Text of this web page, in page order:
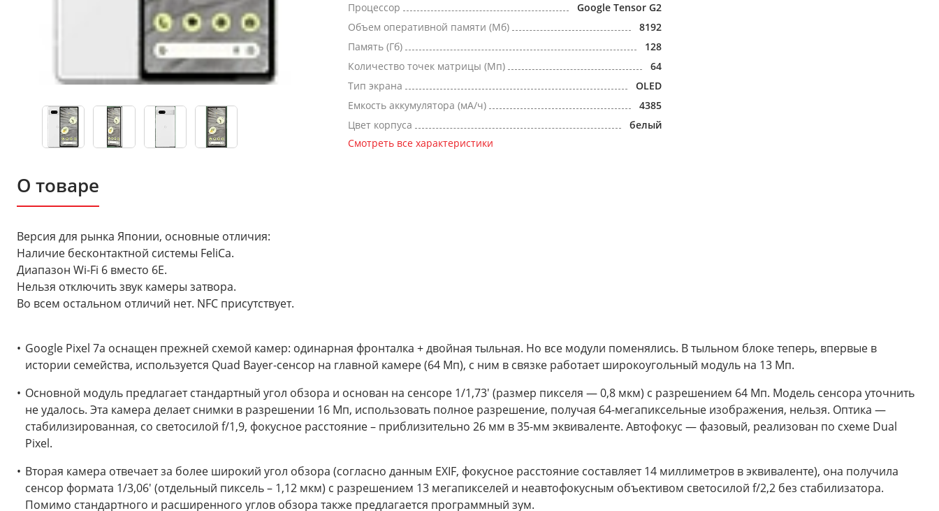
Процессор
Google Tensor G2
Объем оперативной памяти (Мб)
8192
Память (Гб)
128
Количество точек матрицы (Мп)
64
Тип экрана
OLED
Емкость аккумулятора (мА/ч)
4385
Цвет корпуса
белый
Смотреть все характеристики
О товаре
Версия для рынка Японии, основные отличия:
Наличие бесконтактной системы FeliCa.
Диапазон Wi-Fi 6 вместо 6E.
Нельзя отключить звук камеры затвора.
Во всем остальном отличий нет. NFC присутствует.
Google Pixel 7a оснащен прежней схемой камер: одинарная фронталка + двойная тыльная. Но все модули поменялись. В тыльном блоке теперь, впервые в
истории семейства, используется Quad Bayer-сенсор на главной камере (64 Мп), с ним в связке работает широкоугольный модуль на 13 Мп.
Основной модуль предлагает стандартный угол обзора и основан на сенсоре 1/1,73' (размер пикселя — 0,8 мкм) с разрешением 64 Мп. Модель сенсора уточнить
не удалось. Эта камера делает снимки в разрешении 16 Мп, использовать полное разрешение, получая 64-мегапиксельные изображения, нельзя. Оптика —
стабилизированная, со светосилой f/1,9, фокусное расстояние – приблизительно 26 мм в 35-мм эквиваленте. Автофокус — фазовый, реализован по схеме Dual
Pixel.
Вторая камера отвечает за более широкий угол обзора (согласно данным EXIF, фокусное расстояние составляет 14 миллиметров в эквиваленте), она получила
сенсор формата 1/3,06' (отдельный пиксель – 1,12 мкм) с разрешением 13 мегапикселей и неавтофокусным объективом светосилой f/2,2 без стабилизатора.
Помимо стандартного и расширенного углов обзора также предлагается программный зум.